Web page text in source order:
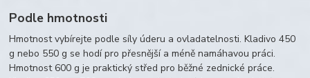
Podle hmotnosti
Hmotnost vybírejte podle síly úderu a ovladatelnosti. Kladivo 450
g nebo 550 g se hodí pro přesnější a méně namáhavou práci.
Hmotnost 600 g je praktický střed pro běžné zednické práce.